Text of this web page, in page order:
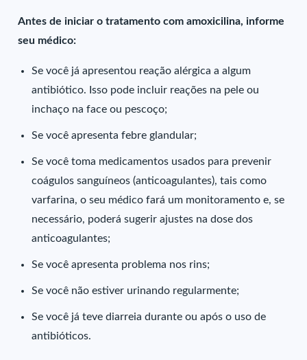
Antes de iniciar o tratamento com amoxicilina, informe
seu médico:
Se você já apresentou reação alérgica a algum
antibiótico. Isso pode incluir reações na pele ou
inchaço na face ou pescoço;
Se você apresenta febre glandular;
Se você toma medicamentos usados para prevenir
coágulos sanguíneos (anticoagulantes), tais como
varfarina, o seu médico fará um monitoramento e, se
necessário, poderá sugerir ajustes na dose dos
anticoagulantes;
Se você apresenta problema nos rins;
Se você não estiver urinando regularmente;
Se você já teve diarreia durante ou após o uso de
antibióticos.